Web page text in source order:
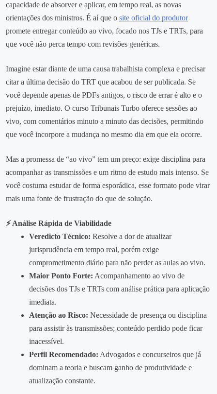
capacidade de absorver e aplicar, em tempo real, as novas
orientações dos ministros. É aí que o site oficial do produtor
promete entregar conteúdo ao vivo, focado nos TJs e TRTs, para
que você não perca tempo com revisões genéricas.
Imagine estar diante de uma causa trabalhista complexa e precisar
citar a última decisão do TRT que acabou de ser publicada. Se
você depende apenas de PDFs antigos, o risco de errar é alto e o
prejuízo, imediato. O curso Tribunais Turbo oferece sessões ao
vivo, com comentários minuto a minuto das decisões, permitindo
que você incorpore a mudança no mesmo dia em que ela ocorre.
Mas a promessa de “ao vivo” tem um preço: exige disciplina para
acompanhar as transmissões e um ritmo de estudo mais intenso. Se
você costuma estudar de forma esporádica, esse formato pode virar
mais uma fonte de frustração do que de solução.
⚡ Análise Rápida de Viabilidade
Veredicto Técnico: Resolve a dor de atualizar
jurisprudência em tempo real, porém exige
comprometimento diário para não perder as aulas ao vivo.
Maior Ponto Forte: Acompanhamento ao vivo de
decisões dos TJs e TRTs com análise prática para aplicação
imediata.
Atenção ao Risco: Necessidade de presença ou disciplina
para assistir às transmissões; conteúdo perdido pode ficar
inacessível.
Perfil Recomendado: Advogados e concurseiros que já
dominam a teoria e buscam ganho de produtividade e
atualização constante.